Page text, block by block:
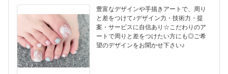
豊富なデザインや手描きアートで、周り
と差をつけて♪デザイン力・技術力・提
案・サービスに自信あり☆こだわりのア
ートで周りと差をつけたい方にも◎ご希
望のデザインをお聞かせ下さい♪